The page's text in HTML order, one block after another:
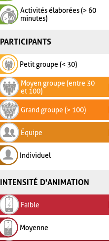
Activités élaborées (> 60
minutes)
PARTICIPANTS
Petit groupe (< 30)
Moyen groupe (entre 30
et 100)
Grand groupe (> 100)
Équipe
Individuel
INTENSITÉ D'ANIMATION
Faible
Moyenne